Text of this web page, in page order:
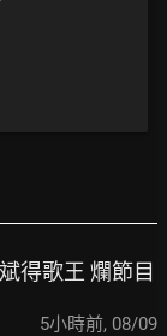
得歌王 爛節目
5小時前, 08/09